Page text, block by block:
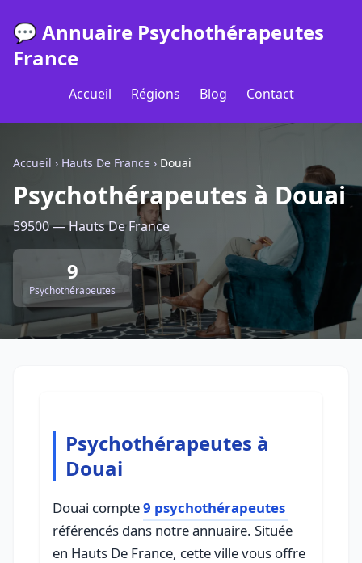
💬 Annuaire Psychothérapeutes
France
Accueil Régions Blog Contact
Accueil › Hauts De France › Douai
Psychothérapeutes à Douai
59500 — Hauts De France
9
Psychothérapeutes
Psychothérapeutes à
Douai
Douai compte9 psychothérapeutes
référencés dans notre annuaire. Située
en Hauts De France, cette ville vous offre